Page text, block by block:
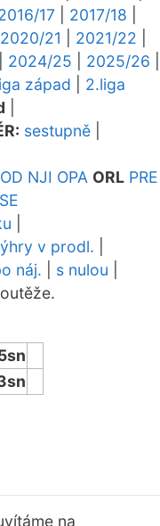
17 2017/18
2020/21 2021/22
2024/25 2025/26
západ
2.liga
sestupně
NJI OPA ORL PRE
v prodl.
náj. s nulou
na